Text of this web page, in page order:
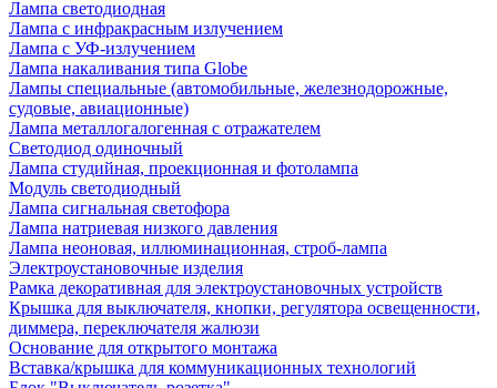
Лампа светодиодная
Лампа с инфракрасным излучением
Лампа с УФ-излучением
Лампа накаливания типа Globe
Лампы специальные (автомобильные, железнодорожные,
судовые, авиационные)
Лампа металлогалогенная с отражателем
Светодиод одиночный
Лампа студийная, проекционная и фотолампа
Модуль светодиодный
Лампа сигнальная светофора
Лампа натриевая низкого давления
Лампа неоновая, иллюминационная, строб-лампа
Электроустановочные изделия
Рамка декоративная для электроустановочных устройств
Крышка для выключателя, кнопки, регулятора освещенности,
диммера, переключателя жалюзи
Основание для открытого монтажа
Вставка/крышка для коммуникационных технологий